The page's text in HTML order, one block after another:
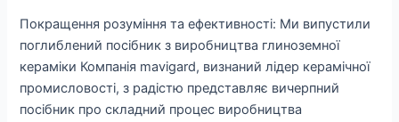
Покращення розуміння та ефективності: Ми випустили
поглиблений посібник з виробництва глиноземної
кераміки Компанія mavigard, визнаний лідер керамічної
промисловості, з радістю представляє вичерпний
посібник про складний процес виробництва